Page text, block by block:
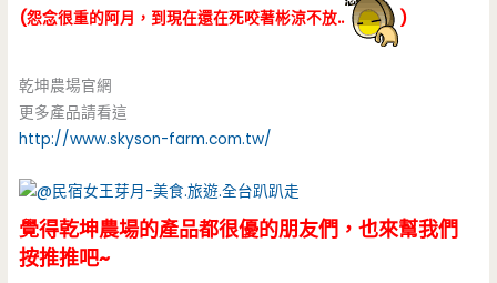
(怨念很重的阿月，到現在還在死咬著彬涼不放.. )
乾坤農場官網
更多產品請看這
http://www.skyson-farm.com.tw/
覺得乾坤農場的產品都很優的朋友們，也來幫我們
按推推吧~